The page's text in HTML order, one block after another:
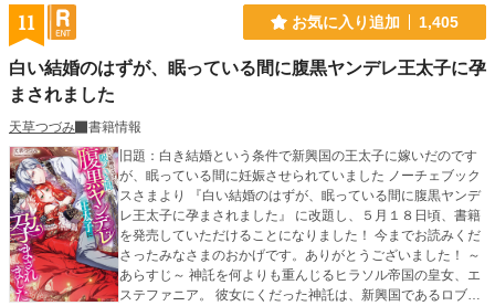
11 お気に入り追加 1,405
白い結婚のはずが、眠っている間に腹黒ヤンデレ王太子に孕
まされました
天草つづみ
書籍情報
旧題：白き結婚という条件で新興国の王太子に嫁いだのです
が、眠っている間に妊娠させられていました ノーチェブック
スさまより 『白い結婚のはずが、眠っている間に腹黒ヤンデ
レ王太子に孕まされました』 に改題し、５月１８日頃、書籍
を発売していただけることになりました！ 今までお読みくだ
さったみなさまのおかげです。ありがとうございました！ ～
あらすじ～ 神託を何よりも重んじるヒラソル帝国の皇女、エ
ステファニア。 彼女にくだった神託は、新興国であるロブレ